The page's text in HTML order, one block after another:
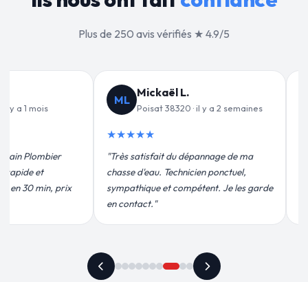
Plus de 250 avis vérifiés ★ 4.9/5
2 semaines
de ma
Je les garde
CG
Christine G.
Poisat 38320 · il y a 4 jours
★★★★★
"Fuite d'eau un dimanche soir.
Intervention en 25 minutes, problème
résolu rapidement. Travail soigné, prix
correct. Merci !"